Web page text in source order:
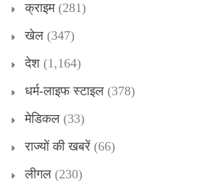
क्राइम(281)
खेल (347)
देश (1,164)
धर्म-लाइफ स्टाइल (378)
मेडिकल (33)
राज्यों की खबरें (66)
लीगल (230)